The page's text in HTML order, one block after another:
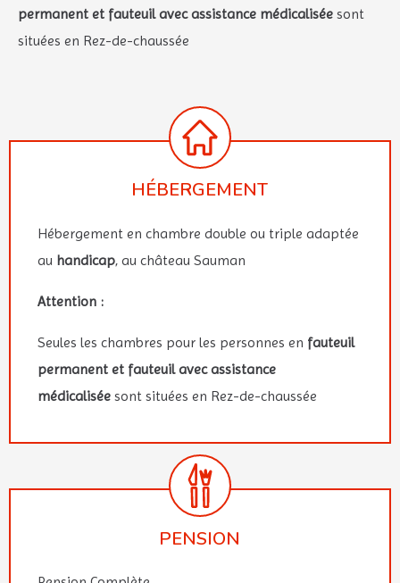
permanent et fauteuil avec assistance médicalisée sont
situées en Rez-de-chaussée
HÉBERGEMENT
Hébergement en chambre double ou triple adaptée
au handicap, au château Sauman
Attention :
Seules les chambres pour les personnes en fauteuil
permanent et fauteuil avec assistance
médicalisée sont situées en Rez-de-chaussée
PENSION